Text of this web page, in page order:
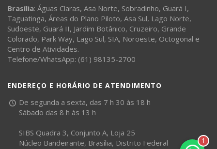
Brasília: Águas Claras, Asa Norte, Sobradinho, Guará I,
Taguatinga, Áreas do Plano Piloto, Asa Sul, Lago Norte,
Sudoeste, Guará II, Jardim Botânico, Cruzeiro, Grande
Colorado, Park Way, Lago Sul, SIA, Noroeste, Octogonal e
Centro de Atividades.
Telefone/WhatsApp: (61) 98135-2700
ENDEREÇO E HORÁRIO DE ATENDIMENTO
De segunda a sexta, das 7 h 30 às 18 h
Sábado das 8 h às 13 h
SIBS Quadra 3, Conjunto A, Loja 25
Núcleo Bandeirante, Brasília, Distrito Federal
1